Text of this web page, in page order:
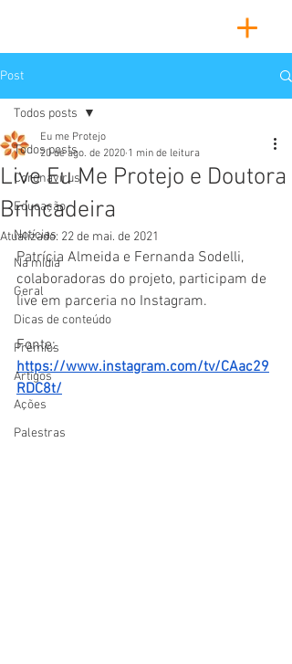
Post
Todos posts
Coronavírus
Educação
Notícias
Na mídia
Geral
Dicas de conteúdo
Prêmios
Artigos
Ações
Palestras
Todos posts
Live Eu Me Protejo e Doutora
Brincadeira
Eu me Protejo
20 de ago. de 2020 1 min de leitura
Atualizado: 22 de mai. de 2021
Patrícia Almeida e Fernanda Sodelli,
colaboradoras do projeto, participam de
live em parceria no Instagram.
Fonte:
https://www.instagram.com/tv/CAac29
RDC8t/